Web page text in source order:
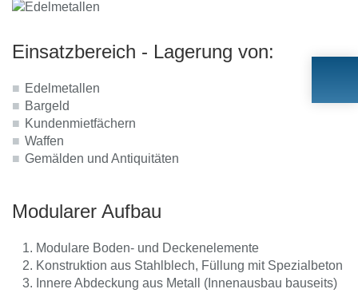
Einsatzbereich - Lagerung von:
Edelmetallen
Bargeld
Kundenmietfächern
Waffen
Gemälden und Antiquitäten
Modularer Aufbau
Modulare Boden- und Deckenelemente
Konstruktion aus Stahlblech, Füllung mit Spezialbeton
Innere Abdeckung aus Metall (Innenausbau bauseits)